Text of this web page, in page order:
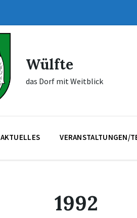
Wülfte
das Dorf mit Weitblick
AKTUELLES VERANSTALTUNGEN/
1992